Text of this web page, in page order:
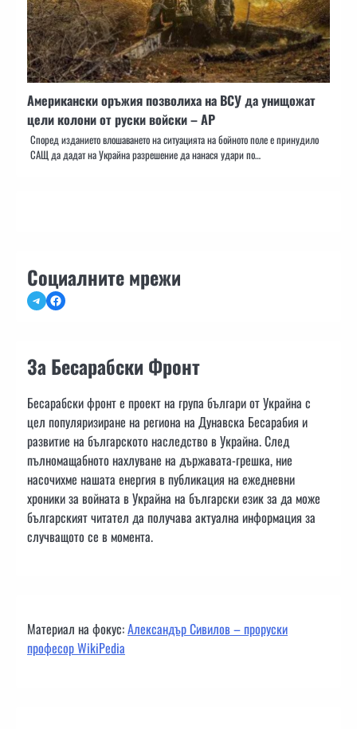
Американски оръжия позволиха на ВСУ да унищожат
цели колони от руски войски – AP
Според изданието влошаването на ситуацията на бойното поле е принудило
САЩ да дадат на Украйна разрешение да нанася удари по…
Социалните мрежи
TelegramFacebook
За Бесарабски Фронт
Бесарабски фронт е проект на група българи от Украйна с
цел популяризиране на региона на Дунавска Бесарабия и
развитие на българското наследство в Украйна. След
пълномащабното нахлуване на държавата-грешка, ние
насочихме нашата енергия в публикация на ежедневни
хроники за войната в Украйна на български език за да може
българският читател да получава актуална информация за
случващото се в момента.
Материал на фокус:Александър Сивилов – проруски
професор WikiPedia